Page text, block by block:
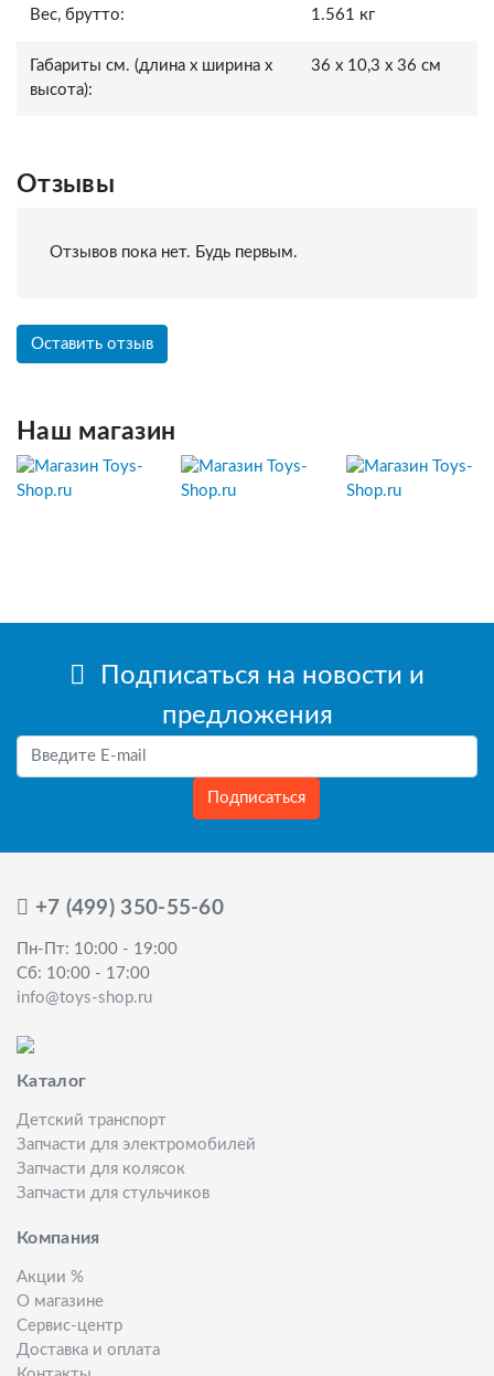
Вес, брутто: 1.561 кг
Габариты см. (длина x ширина x
высота):
36 x 10,3 x 36 см
Отзывы
Отзывов пока нет. Будь первым.
Оставить отзыв
Наш магазин
Подписаться на новости и
предложения
Подписаться
+7 (499) 350-55-60
Пн-Пт: 10:00 - 19:00
Сб: 10:00 - 17:00
info@toys-shop.ru
Каталог
Детский транспорт
Запчасти для электромобилей
Запчасти для колясок
Запчасти для стульчиков
Компания
Акции %
О магазине
Сервис-центр
Доставка и оплата